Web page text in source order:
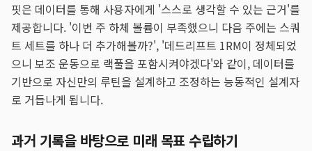
핏은 데이터를 통해 사용자에게 '스스로 생각할 수 있는 근거'를
제공합니다. '이번 주 하체 볼륨이 부족했으니 다음 주에는 스쿼
트 세트를 하나 더 추가해볼까?', '데드리프트 1RM이 정체되었
으니 보조 운동으로 랙풀을 포함시켜야겠다'와 같이, 데이터를
기반으로 자신만의 루틴을 설계하고 조정하는 능동적인 설계자
로 거듭나게 됩니다.
과거 기록을 바탕으로 미래 목표 수립하기